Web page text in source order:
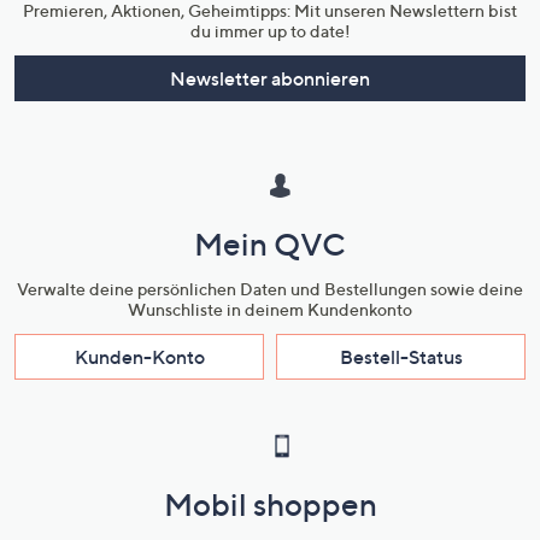
die Bastelideen von CRAFTER’S COMPANION durch sehr gute Qualität.
Premieren, Aktionen, Geheimtipps: Mit unseren Newslettern bist
du immer up to date!
Newsletter abonnieren
Mein QVC
Verwalte deine persönlichen Daten und Bestellungen sowie deine
Wunschliste in deinem Kundenkonto
Kunden-Konto Bestell-Status
Mobil shoppen